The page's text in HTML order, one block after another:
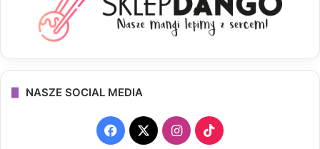
NASZE SOCIAL MEDIA
F
X
I
T